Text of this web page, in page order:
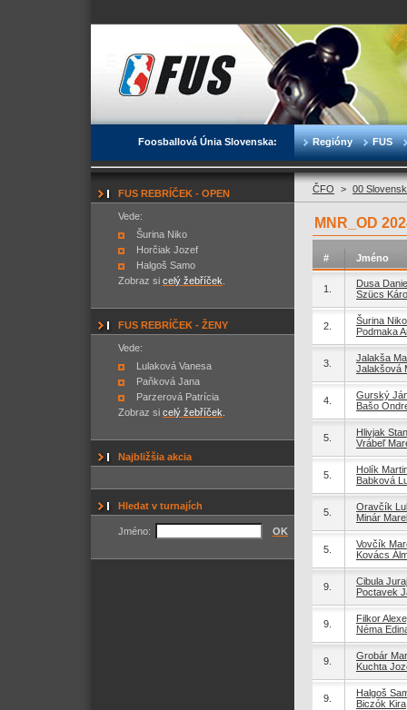
Foosballová Únia Slovenska: Regióny FUS
FUS REBRÍČEK - OPEN
Vede:
Šurina Niko
Horčiak Jozef
Halgoš Samo
Zobraz si celý žebříček
FUS REBRÍČEK - ŽENY
Vede:
Lulaková Vanesa
Paňková Jana
Parzerová Patrícia
Zobraz si celý žebříček
Najbližšia akcia
Hledat v turnajích
Jméno: OK
ČFO > 00
MNR_OD
# Jméno
1.
Dusa
Szücs
2.
Šurina Niko
Podmaka
3.
Jalakša
Jalakšová
4.
Gurský
Bašo
5.
Hlivjak
Vrábeľ
5.
Holík
Babková
5.
Oravčík
Minár
5.
Vovčík
Kovács
9.
Cibula Juraj
Poctavek
9.
Filkor
Néma
9.
Grobár
Kuchta
9.
Halgoš
Biczók Kira